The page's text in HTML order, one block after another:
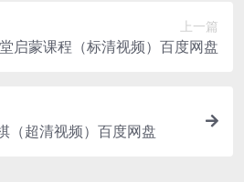
上一篇
启蒙课程（标清视频）百度网盘
（超清视频）百度网盘